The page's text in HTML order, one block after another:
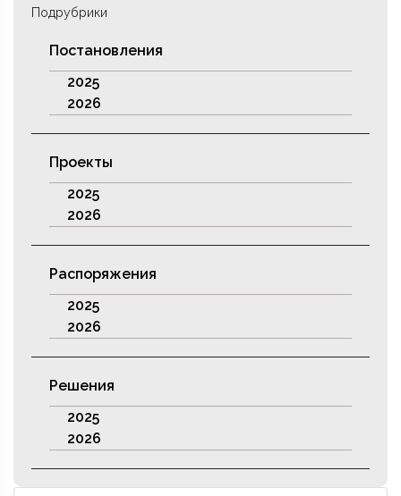
Подрубрики
Постановления
2025
2026
Проекты
2025
2026
Распоряжения
2025
2026
Решения
2025
2026